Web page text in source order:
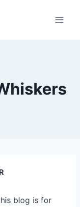
blog is for